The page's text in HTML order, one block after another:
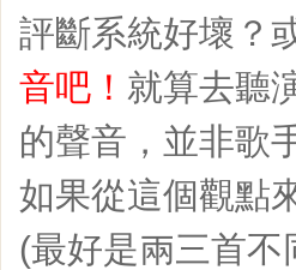
評斷系統好壞？
音吧！ 就算去聽
的聲音，並非歌
如果從這個觀點
(最好是兩三首